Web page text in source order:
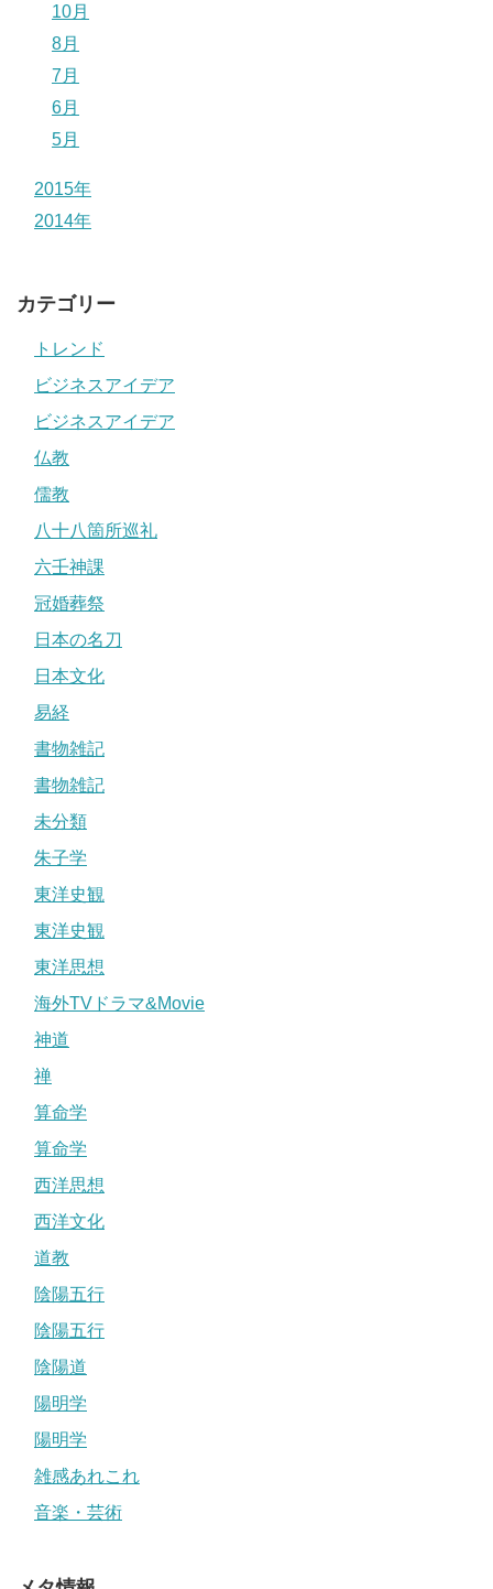
10月
8月
7月
6月
5月
2015年
2014年
カテゴリー
トレンド
ビジネスアイデア
ビジネスアイデア
仏教
儒教
八十八箇所巡礼
六壬神課
冠婚葬祭
日本の名刀
日本文化
易経
書物雑記
書物雑記
未分類
朱子学
東洋史観
東洋史観
東洋思想
海外TVドラマ&Movie
神道
禅
算命学
算命学
西洋思想
西洋文化
道教
陰陽五行
陰陽五行
陰陽道
陽明学
陽明学
雑感あれこれ
音楽・芸術